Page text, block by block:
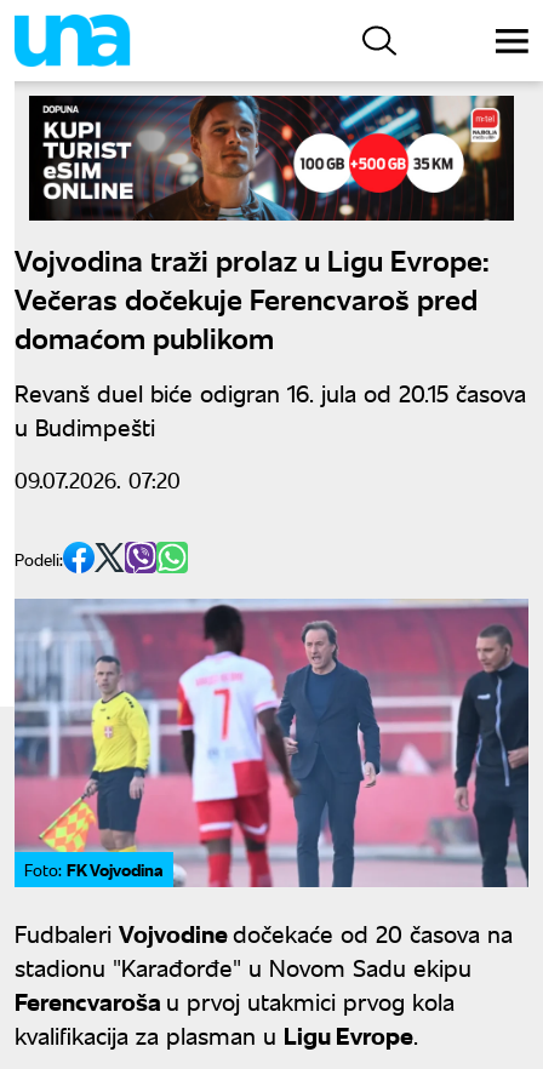
Vojvodina traži prolaz u Ligu Evrope:
Večeras dočekuje Ferencvaroš pred
domaćom publikom
Revanš duel biće odigran 16. jula od 20.15 časova
u Budimpešti
09.07.2026. 07:20
Podeli:
Foto: FK Vojvodina
Fudbaleri Vojvodinedočekaće od 20 časova na
stadionu "Karađorđe" u Novom Sadu ekipu
Ferencvaroša u prvoj utakmici prvog kola
kvalifikacija za plasman u Ligu Evrope.